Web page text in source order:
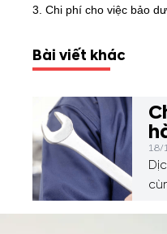
3. Chi phí cho việc bảo
Bài viết khác
18/